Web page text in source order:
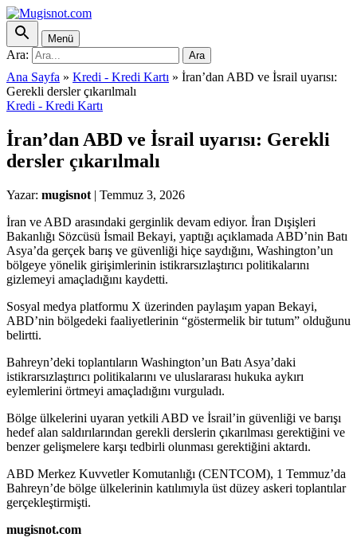
Menü
Ara: Ara
Ana Sayfa » Kredi - Kredi Kartı » İran’dan ABD ve İsrail uyarısı:
Gerekli dersler çıkarılmalı
Kredi - Kredi Kartı
İran’dan ABD ve İsrail uyarısı: Gerekli
dersler çıkarılmalı
Yazar: mugisnot | Temmuz 3, 2026
İran ve ABD arasındaki gerginlik devam ediyor. İran Dışişleri
Bakanlığı Sözcüsü İsmail Bekayi, yaptığı açıklamada ABD’nin Batı
Asya’da gerçek barış ve güvenliği hiçe saydığını, Washington’un
bölgeye yönelik girişimlerinin istikrarsızlaştırıcı politikalarını
gizlemeyi amaçladığını kaydetti.
Sosyal medya platformu X üzerinden paylaşım yapan Bekayi,
ABD’nin bölgedeki faaliyetlerinin “göstermelik bir tutum” olduğunu
belirtti.
Bahreyn’deki toplantıların Washington’un Batı Asya’daki
istikrarsızlaştırıcı politikalarını ve uluslararası hukuka aykırı
eylemlerini örtmeyi amaçladığını vurguladı.
Bölge ülkelerini uyaran yetkili ABD ve İsrail’in güvenliği ve barışı
hedef alan saldırılarından gerekli derslerin çıkarılması gerektiğini ve
benzer gelişmelere karşı tedbirli olunması gerektiğini aktardı.
ABD Merkez Kuvvetler Komutanlığı (CENTCOM), 1 Temmuz’da
Bahreyn’de bölge ülkelerinin katılımıyla üst düzey askeri toplantılar
gerçekleştirmişti.
mugisnot.com